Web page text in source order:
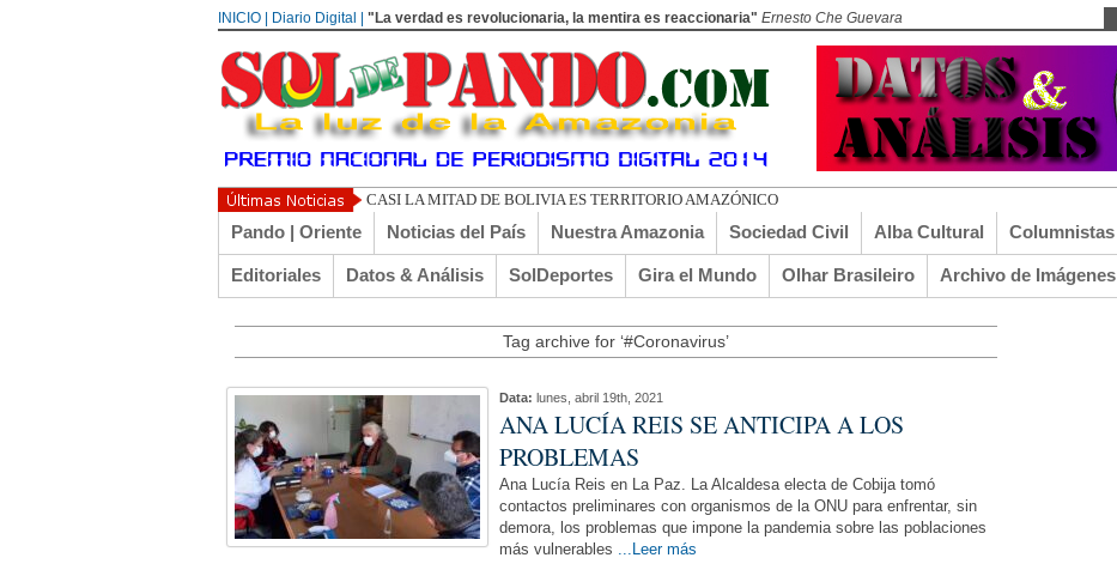
INICIO | Diario Digital | "La verdad es revolucionaria, la mentira es reaccionaria" Ernesto Che Guevara
CASI LA MITAD DE BOLIVIA ES TERRITORIO AMAZÓNICO
Pando | Oriente Noticias del País Nuestra Amazonia Sociedad Civil Alba Cultural Columnistas
Editoriales Datos & Análisis SolDeportes Gira el Mundo Olhar Brasileiro Archivo de Imágenes
Tag archive for ‘#Coronavirus’
Data: lunes, abril 19th, 2021
ANA LUCÍA REIS SE ANTICIPA A LOS
PROBLEMAS
Ana Lucía Reis en La Paz. La Alcaldesa electa de Cobija tomó
contactos preliminares con organismos de la ONU para enfrentar, sin
demora, los problemas que impone la pandemia sobre las poblaciones
más vulnerables ...Leer más